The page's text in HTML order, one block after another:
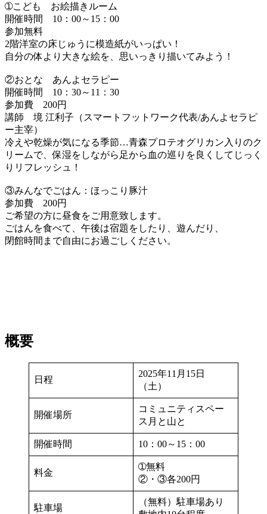
➀こども お絵描きルーム
開催時間 10：00～15：00
参加無料
2階洋室の床じゅうに模造紙がいっぱい！
自分の体より大きな絵を、思いっきり描いてみよう！
②おとな あんよセラピー
開催時間 10：30～11：30
参加費 200円
講師 境 江利子（スマートフットワーク代表/あんよセラピ
ー主宰）
冷えや乾燥が気になる季節…青森プロテオグリカン入りのク
リームで、保湿をしながら足から血の巡りを良くしてじっく
りリフレッシュ！
③みんなでごはん：ほっこり豚汁
参加費 200円
ご希望の方に昼食をご用意致します。
ごはんを食べて、午後は宿題をしたり、遊んだり、
閉館時間まで自由にお過ごしください。
概要
日程
2025年11月15日
（土）
開催場所
コミュニティスペー
ス月と山と
開催時間 10：00～15：00
料金
➀無料
②・③各200円
駐車場
（無料）駐車場あり